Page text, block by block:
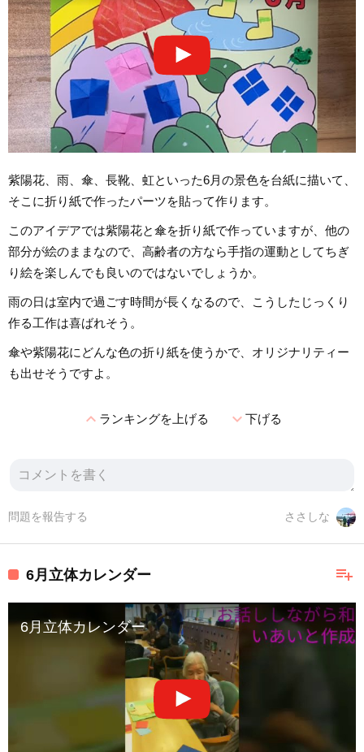
紫陽花、雨、傘、長靴、虹といった6月の景色を台紙に描いて、
そこに折り紙で作ったパーツを貼って作ります。
このアイデアでは紫陽花と傘を折り紙で作っていますが、他の
部分が絵のままなので、高齢者の方なら手指の運動としてちぎ
り絵を楽しんでも良いのではないでしょうか。
雨の日は室内で過ごす時間が長くなるので、こうしたじっくり
作る工作は喜ばれそう。
傘や紫陽花にどんな色の折り紙を使うかで、オリジナリティー
も出せそうですよ。
expand_lessランキングを上げる expand_more下げる
ささしな
問題を報告する
playlist_add
6月立体カレンダー
6月立体カレンダー